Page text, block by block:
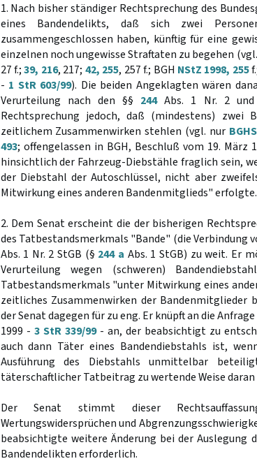
1. Nach bisher ständiger Rechtsprechung des
eines Bandendelikts, daß sich zwei
zusammengeschlossen haben, künftig für eine
einzelnen noch ungewisse Straftaten zu begehen (vgl.
27 f.;39, 216, 217; 42, 255, 257 f.; BGH NStZ 1998, 255
- 1 StR 603/99). Die beiden Angeklagten wären
Verurteilung nach den §§ 244Abs. 1 Nr. 2 und
Rechtsprechung jedoch, daß (mindestens) zwei
zeitlichem Zusammenwirken stehlen (vgl. nur
493; offengelassen in BGH, Beschluß vom 19. März
hinsichtlich der Fahrzeug-Diebstähle fraglich sein,
der Diebstahl der Autoschlüssel, nicht aber
Mitwirkung eines anderen Bandenmitglieds" erfolgte.
2. Dem Senat erscheint die der bisherigen
des Tatbestandsmerkmals "Bande" (die Verbindung
Abs. 1 Nr. 2 StGB (§ 244 a Abs. 1 StGB) zu weit. Er
Verurteilung wegen (schweren)
Tatbestandsmerkmals "unter Mitwirkung eines
zeitliches Zusammenwirken der
der Senat dagegen für zu eng. Er knüpft an die
1999 - 3 StR 339/99- an, der beabsichtigt zu
auch dann Täter eines Bandendiebstahls ist,
Ausführung des Diebstahls unmittelbar
täterschaftlicher Tatbeitrag zu wertende Weise
Der Senat stimmt dieser
Wertungswidersprüchen und
beabsichtigte weitere Änderung bei der Auslegung
Bandendelikten erforderlich.